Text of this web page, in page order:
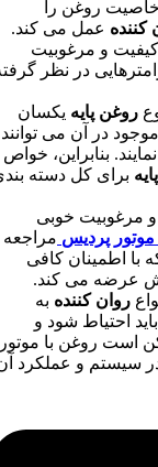
خاصیت روغن را
عمل می کند.
و مرغوبیت
در نظر گرفته
روغن پایهیکسان
در آن می توانند
بنابراین، خواص
برای کل دسته بندی
و مرغوبیت خوبی
پردیس مراجعه
با اطمینان کافی
عرضه می کند.
روان کنندهبه
احتیاط شود و
است روغن با موتور
سیستم و عملکرد آن